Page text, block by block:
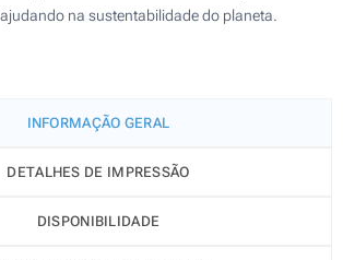
na sustentabilidade do planeta.
INFORMAÇÃO GERAL
DETALHES DE IMPRESSÃO
DISPONIBILIDADE